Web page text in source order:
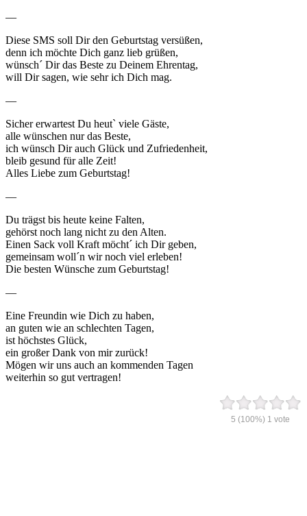
—
Diese SMS soll Dir den Geburtstag versüßen,
denn ich möchte Dich ganz lieb grüßen,
wünsch´ Dir das Beste zu Deinem Ehrentag,
will Dir sagen, wie sehr ich Dich mag.
—
Sicher erwartest Du heut` viele Gäste,
alle wünschen nur das Beste,
ich wünsch Dir auch Glück und Zufriedenheit,
bleib gesund für alle Zeit!
Alles Liebe zum Geburtstag!
—
Du trägst bis heute keine Falten,
gehörst noch lang nicht zu den Alten.
Einen Sack voll Kraft möcht´ ich Dir geben,
gemeinsam woll´n wir noch viel erleben!
Die besten Wünsche zum Geburtstag!
—
Eine Freundin wie Dich zu haben,
an guten wie an schlechten Tagen,
ist höchstes Glück,
ein großer Dank von mir zurück!
Mögen wir uns auch an kommenden Tagen
weiterhin so gut vertragen!
5 (100%) 1 vote